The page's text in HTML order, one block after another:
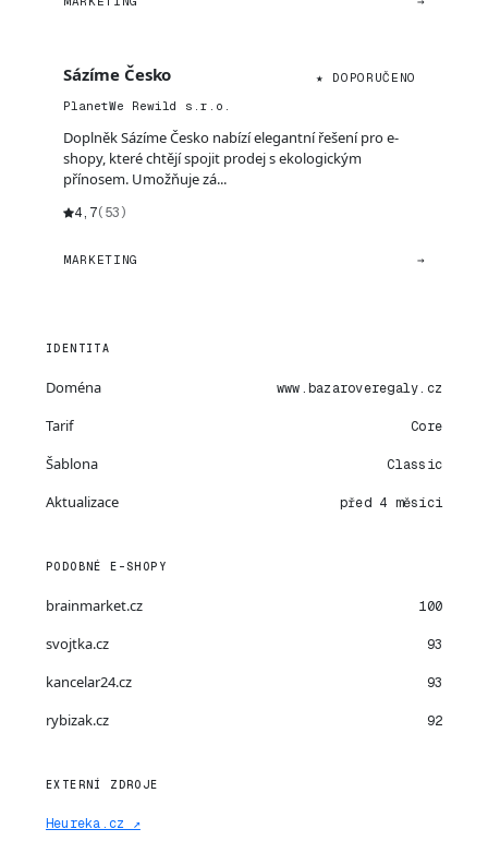
Sázíme Česko
★ DOPORUČENO
PlanetWe Rewild s.r.o.
Doplněk Sázíme Česko nabízí elegantní řešení pro e-
shopy, které chtějí spojit prodej s ekologickým
přínosem. Umožňuje zá...
4,7(53)
MARKETING →
IDENTITA
Doména www.bazaroveregaly.cz
Tarif Core
Šablona Classic
Aktualizace před 4 měsíci
PODOBNÉ E-SHOPY
brainmarket.cz 100
svojtka.cz 93
kancelar24.cz 93
rybizak.cz 92
EXTERNÍ ZDROJE
Heureka.cz ↗